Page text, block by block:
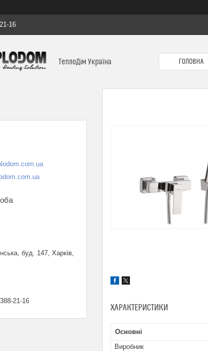
16
ТеплоДім Україна ГОЛОВНА
ХАРАКТЕРИСТИКИ
Основні
Виробник
буд. 147, Харків,
21-16